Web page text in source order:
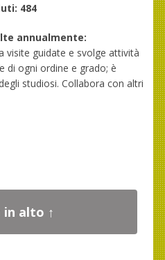
484
annualmente:
visite guidate e svolge attività
di ogni ordine e grado; è
studiosi. Collabora con altri
in alto ↑